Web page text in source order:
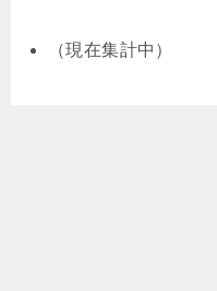
（現在集計中）